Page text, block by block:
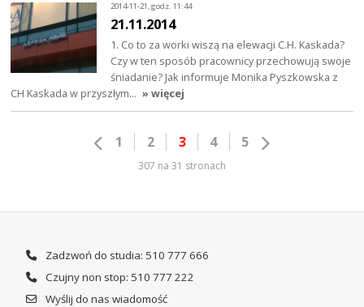
2014-11-21, godz. 11:44
21.11.2014
1. Co to za worki wiszą na elewacji C.H. Kaskada?
Czy w ten sposób pracownicy przechowują swoje
śniadanie? Jak informuje Monika Pyszkowska z
CH Kaskada w przyszłym… » więcej
1 2 3 4 5
307 na 31 stronach
Zadzwoń do studia: 510 777 666
Czujny non stop: 510 777 222
Wyślij do nas wiadomość